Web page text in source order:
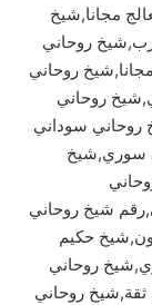
مجانا,شيخ
روحاني
روحاني
روحاني
سوداني
سوري,شيخ
شيخ روحاني
حكيم
روحاني
روحاني